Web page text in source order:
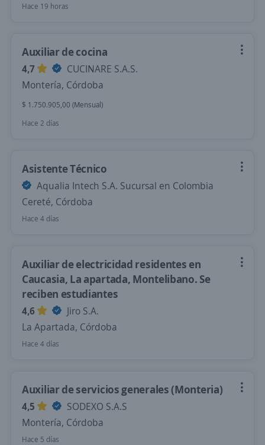
Hace 19 horas
Auxiliar de cocina
4,7
CUCINARE S.A.S.
Montería, Córdoba
$ 1.750.905,00 (Mensual)
Hace 2 días
Asistente Técnico
Aqualia Intech S.A. Sucursal en Colombia
Cereté, Córdoba
Hace 4 días
Auxiliar de electricidad residentes en
Caucasia, La apartada, Montelibano. Se
reciben estudiantes
4,6
Jiro S.A.
La Apartada, Córdoba
Hace 4 días
Auxiliar de servicios generales (Monteria)
4,5
SODEXO S.A.S
Montería, Córdoba
Hace 5 días